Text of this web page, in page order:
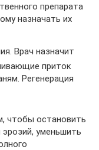
препарата
назначать их
Врач назначит
приток
Регенерация
чтобы остановить
уменьшить